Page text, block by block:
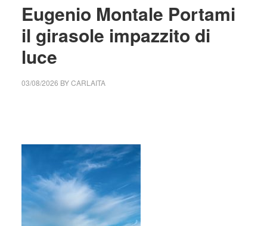
Eugenio Montale Portami
il girasole impazzito di
luce
03/08/2026 BYCARLAITA